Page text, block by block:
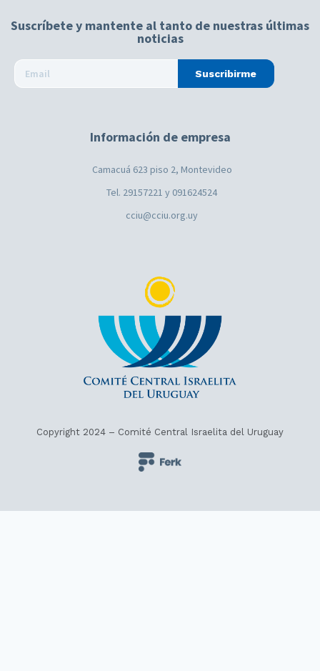
Suscríbete y mantente al tanto de nuestras últimas
noticias
Suscribirme
Información de empresa
Camacuá 623 piso 2, Montevideo
Tel. 29157221 y 091624524
cciu@cciu.org.uy
Copyright 2024 – Comité Central Israelita del Uruguay